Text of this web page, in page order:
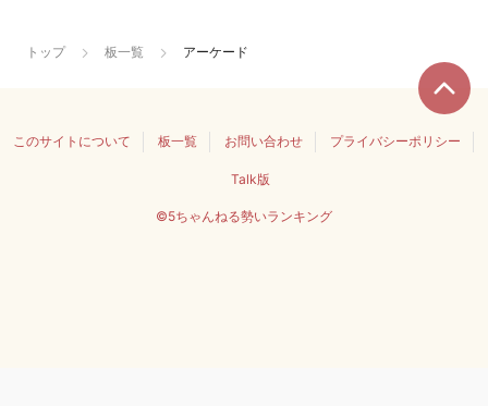
トップ 板一覧 アーケード
このサイトについて 板一覧 お問い合わせ プライバシーポリシー
Talk版
©5ちゃんねる勢いランキング